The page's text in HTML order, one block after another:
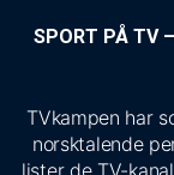
SPORT PÅ TV
TVkampen har
norsktalende
lister de TV-